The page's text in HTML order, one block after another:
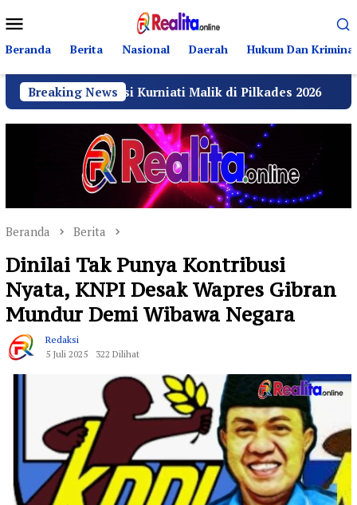
ke
kontenMobile
Beranda Berita Nasional Daerah Hukum Dan Kriminal
Breaking News
Desi Kurniati Malik di Pilkades 2026 GRIB
Beranda Berita
Dinilai Tak Punya Kontribusi
Nyata, KNPI Desak Wapres Gibran
Mundur Demi Wibawa Negara
Redaksi
5 Juli 2025
322 Dilihat